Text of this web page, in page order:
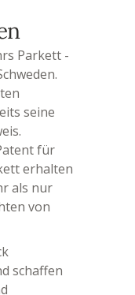
Parkett -
seine
für
erhalten
als nur
von
schaffen